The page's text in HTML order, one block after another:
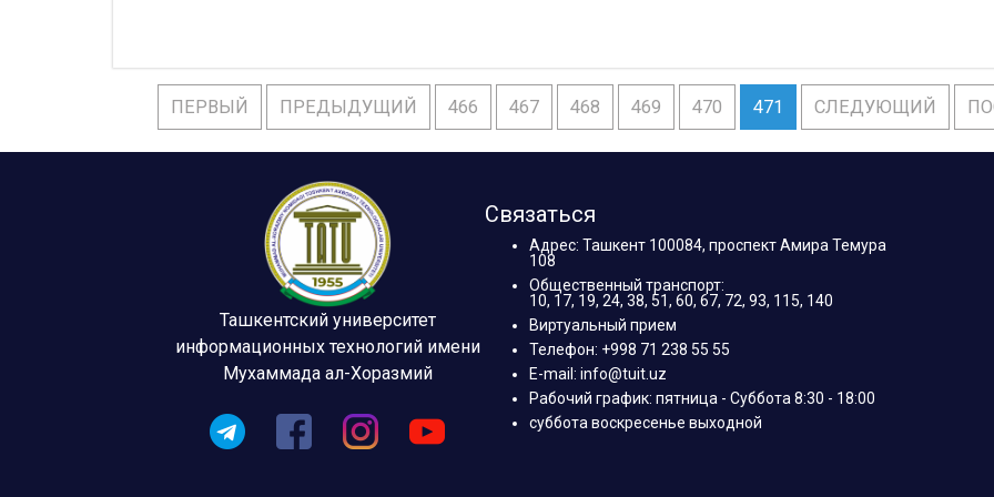
ПЕРВЫЙ ПРЕДЫДУЩИЙ 466 467 468 469 470 471 СЛЕДУЮЩИЙ
Ташкентский университет
информационных технологий имени
Мухаммада ал-Хоразмий
Связаться
Адрес: Ташкент 100084, проспект Амира Темура
108
Общественный транспорт:
10, 17, 19, 24, 38, 51, 60, 67, 72, 93, 115, 140
Виртуальный прием
Телефон: +998 71 238 55 55
E-mail: info@tuit.uz
Рабочий график: пятница - Суббота 8:30 - 18:00
суббота воскресенье выходной